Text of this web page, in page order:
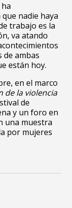
nadie haya
trabajo es la
va atando
de ambas
están hoy.
en el marco
de la violencia
de
y un foro en
una muestra
por mujeres